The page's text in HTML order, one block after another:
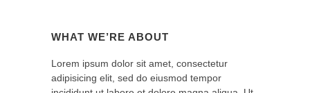
WHAT WE’RE ABOUT
Lorem ipsum dolor sit amet, consectetur
adipisicing elit, sed do eiusmod tempor